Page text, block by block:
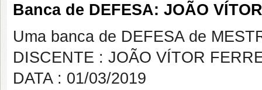
Banca de DEFESA: JOÃO
Uma banca de DEFESA de
DISCENTE : JOÃO VÍTOR
DATA : 01/03/2019